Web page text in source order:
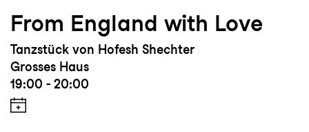
From England with Love
Tanzstück von Hofesh Shechter
Grosses Haus
19:00 - 20:00